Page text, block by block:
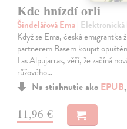
Kde hnízdí orli
Šindelářová Ema| Elektronická
Když se Ema, česká emigrantka
partnerem Basem koupit
Las Alpujarras, věří, že začíná
růžového…
Na stiahnutie ako EPUB,
11,96 €